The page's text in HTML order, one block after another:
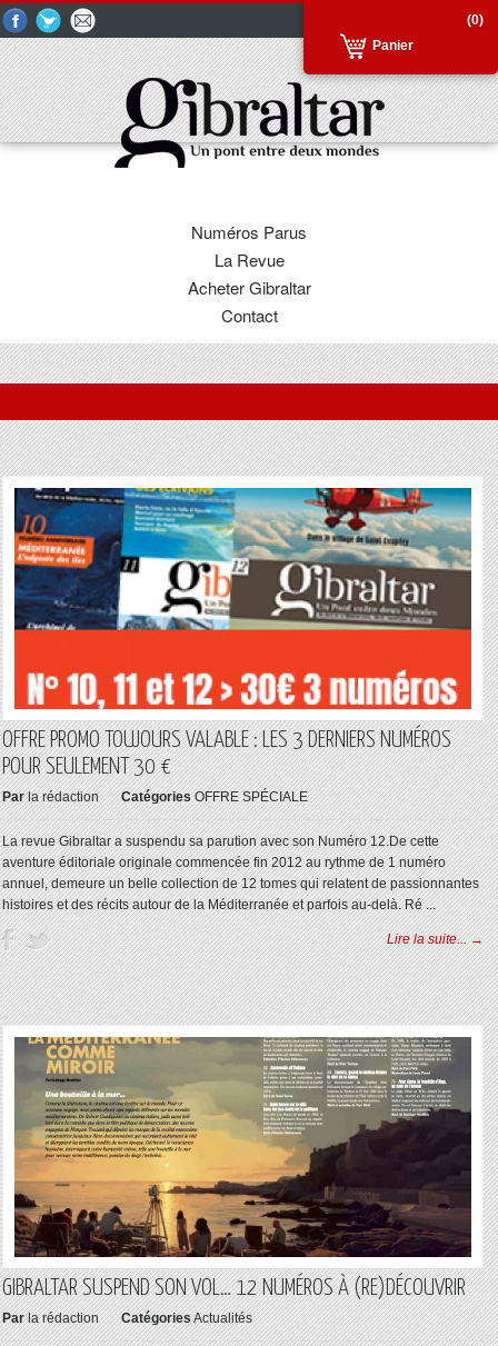
(0)
Panier
Numéros Parus
La Revue
Acheter Gibraltar
Contact
OFFRE PROMO TOUJOURS VALABLE : LES 3 DERNIERS NUMÉROS
POUR SEULEMENT 30 €
Par la rédaction Catégories OFFRE SPÉCIALE
La revue Gibraltar a suspendu sa parution avec son Numéro 12.De cette
aventure éditoriale originale commencée fin 2012 au rythme de 1 numéro
annuel, demeure un belle collection de 12 tomes qui relatent de passionnantes
histoires et des récits autour de la Méditerranée et parfois au-delà. Ré ...
Lire la suite... →
GIBRALTAR SUSPEND SON VOL… 12 NUMÉROS À (RE)DÉCOUVRIR
Par la rédaction CatégoriesActualités